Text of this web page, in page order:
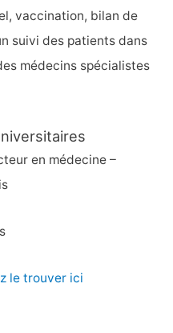
vaccination, bilan de
suivi des patients dans
médecins spécialistes
en médecine –
le trouver ici